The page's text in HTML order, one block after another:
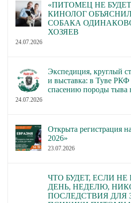
«ПИТОМЕЦ НЕ
КИНОЛОГ
СОБАКА
ХОЗЯЕВ
24.07.2026
Экспедиция, круглый
и выставка: в Туве
спасению породы тыва
24.07.2026
Открыта регистрация
2026»
23.07.2026
ЧТО БУДЕТ, ЕСЛИ
ДЕНЬ, НЕДЕЛЮ,
ПОСЛЕДСТВИЯ ДЛЯ